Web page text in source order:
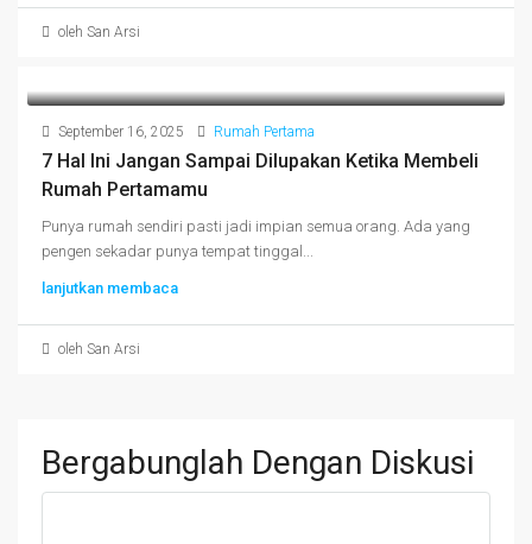
oleh San Arsi
September 16, 2025 Rumah Pertama
7 Hal Ini Jangan Sampai Dilupakan Ketika Membeli
Rumah Pertamamu
Punya rumah sendiri pasti jadi impian semua orang. Ada yang
pengen sekadar punya tempat tinggal...
lanjutkan membaca
oleh San Arsi
Bergabunglah Dengan Diskusi